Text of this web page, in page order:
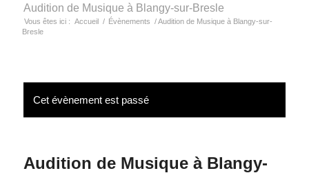
Audition de Musique à Blangy-sur-Bresle
Vous êtes ici : Accueil / Évènements / Audition de Musique à Blangy-sur-
Bresle
Cet évènement est passé
Audition de Musique à Blangy-